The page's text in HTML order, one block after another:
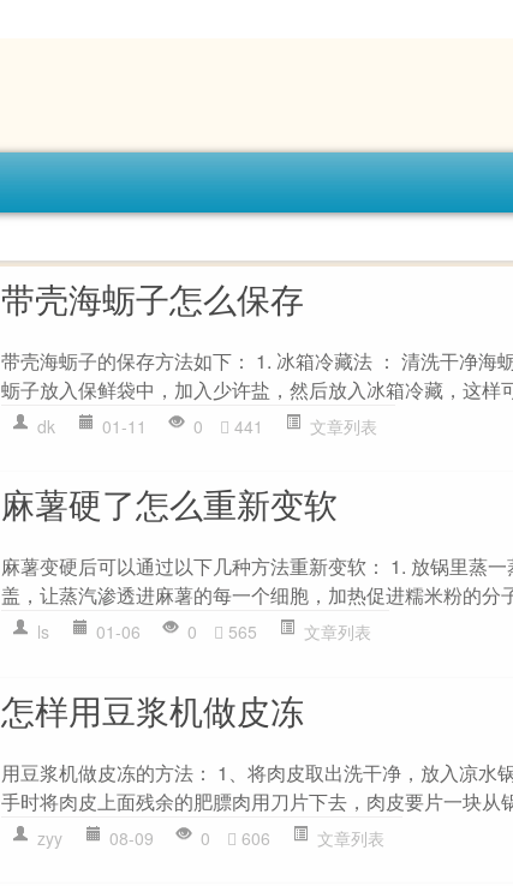
带壳海蛎子怎么保存
带壳海蛎子的保存方法如下： 1. 冰箱冷藏法 ： 清洗干净海
蛎子放入保鲜袋中，加入少许盐，然后放入冰箱冷藏，这样
dk 01-11 0 441 文章列表
麻薯硬了怎么重新变软
麻薯变硬后可以通过以下几种方法重新变软： 1. 放锅里蒸
盖，让蒸汽渗透进麻薯的每一个细胞，加热促进糯米粉的分
ls 01-06 0 565 文章列表
怎样用豆浆机做皮冻
用豆浆机做皮冻的方法： 1、将肉皮取出洗干净，放入凉水
手时将肉皮上面残余的肥膘肉用刀片下去，肉皮要片一块从
zyy 08-09 0 606 文章列表